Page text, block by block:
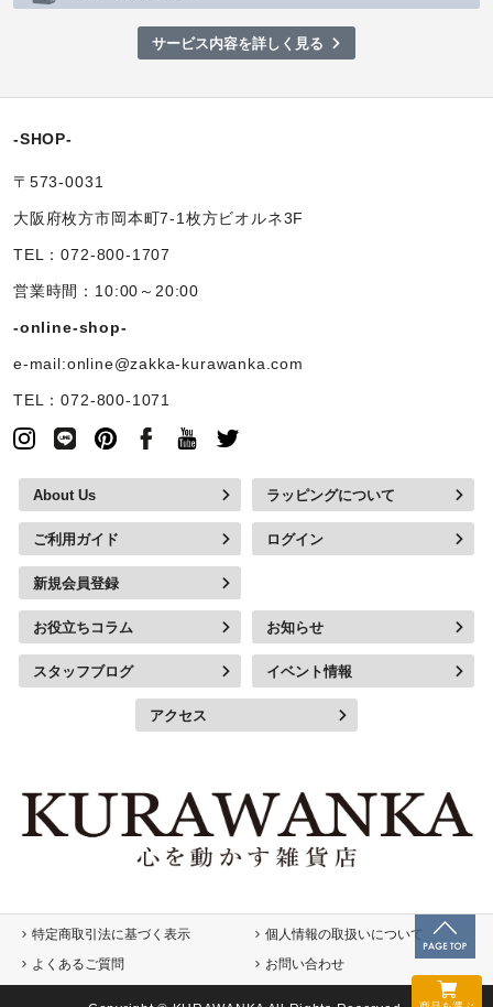
サービス内容を詳しく見る
-SHOP-
〒573-0031
大阪府枚方市岡本町7-1枚方ビオルネ3F
TEL：072-800-1707
営業時間：10:00～20:00
-online-shop-
e-mail:online@zakka-kurawanka.com
TEL：072-800-1071
About Us ラッピングについて
ご利用ガイド ログイン
新規会員登録
お役立ちコラム お知らせ
スタッフブログ イベント情報
アクセス
特定商取引法に基づく表示
個人情報の取扱いについて
よくあるご質問
お問い合わせ